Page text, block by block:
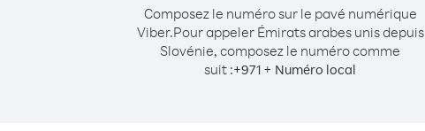
Composez le numéro sur le pavé numérique
Viber.Pour appeler Émirats arabes unis depuis
Slovénie, composez le numéro comme
suit :+971 + Numéro local